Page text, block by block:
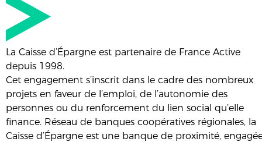
La Caisse d’Épargne est partenaire de France Active
depuis 1998.
Cet engagement s’inscrit dans le cadre des nombreux
projets en faveur de l’emploi, de l’autonomie des
personnes ou du renforcement du lien social qu’elle
finance. Réseau de banques coopératives régionales, la
Caisse d’Épargne est une banque de proximité,